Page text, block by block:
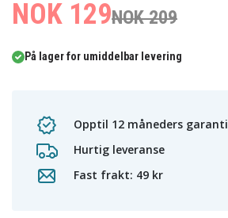
NOK 129NOK 209
På lager for umiddelbar levering
Opptil 12 måneders garanti
Hurtig leveranse
Fast frakt: 49 kr